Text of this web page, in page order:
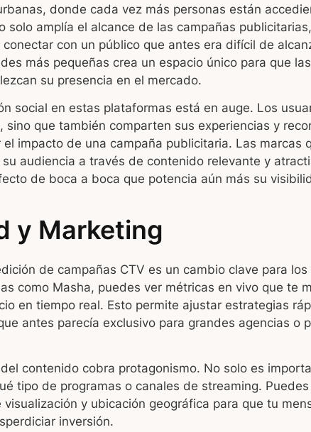
donde cada vez más personas están
solo amplía el alcance de las campañas
con un público que antes era difícil de
más pequeñas crea un espacio único para que
su presencia en el mercado.
social en estas plataformas está en auge. Los
sino que también comparten sus experiencias y
impacto de una campaña publicitaria. Las marcas
audiencia a través de contenido relevante y
de boca a boca que potencia aún más su
y Marketing
de campañas CTV es un cambio clave para
como Masha, puedes ver métricas en vivo que te
en tiempo real. Esto permite ajustar estrategias
antes parecía exclusivo para grandes agencias o
contenido cobra protagonismo. No solo es
tipo de programas o canales de streaming.
y ubicación geográfica para que tu
inversión.